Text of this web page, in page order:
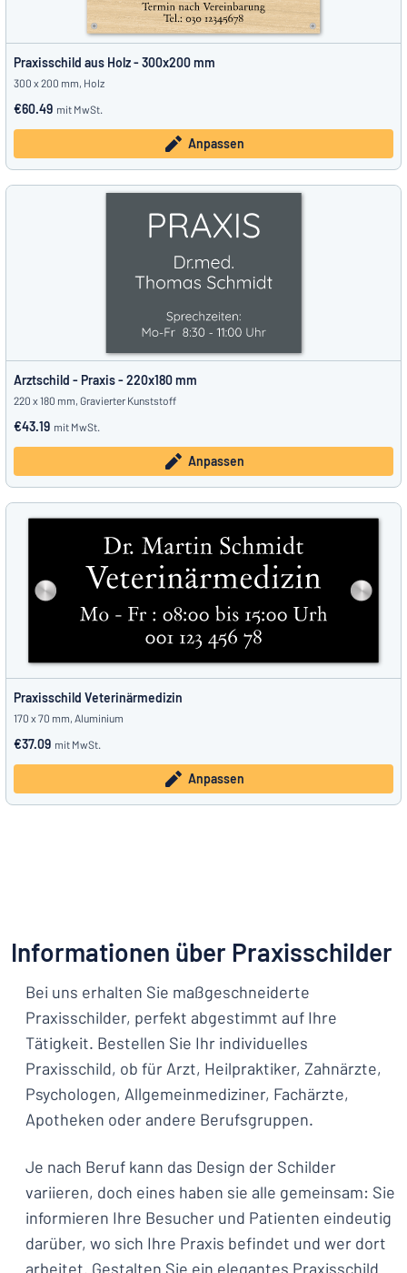
Praxisschild aus Holz - 300x200 mm
300 x 200 mm, Holz
€60.49 mit MwSt.
Anpassen
Arztschild - Praxis - 220x180 mm
220 x 180 mm, Gravierter Kunststoff
€43.19 mit MwSt.
Anpassen
Praxisschild Veterinärmedizin
170 x 70 mm, Aluminium
€37.09 mit MwSt.
Anpassen
Informationen über Praxisschilder
Bei uns erhalten Sie maßgeschneiderte
Praxisschilder, perfekt abgestimmt auf Ihre
Tätigkeit. Bestellen Sie Ihr individuelles
Praxisschild, ob für Arzt, Heilpraktiker, Zahnärzte,
Psychologen, Allgemeinmediziner, Fachärzte,
Apotheken oder andere Berufsgruppen.
Je nach Beruf kann das Design der Schilder
variieren, doch eines haben sie alle gemeinsam: Sie
informieren Ihre Besucher und Patienten eindeutig
darüber, wo sich Ihre Praxis befindet und wer dort
arbeitet. Gestalten Sie ein elegantes Praxisschild